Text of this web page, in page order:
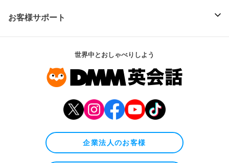
お客様サポート
世界中とおしゃべりしよう
企業法人のお客様